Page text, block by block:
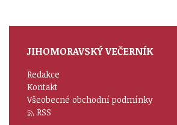
JIHOMORAVSKÝ VEČERNÍK
Redakce
Kontakt
Všeobecné obchodní podmínky
RSS